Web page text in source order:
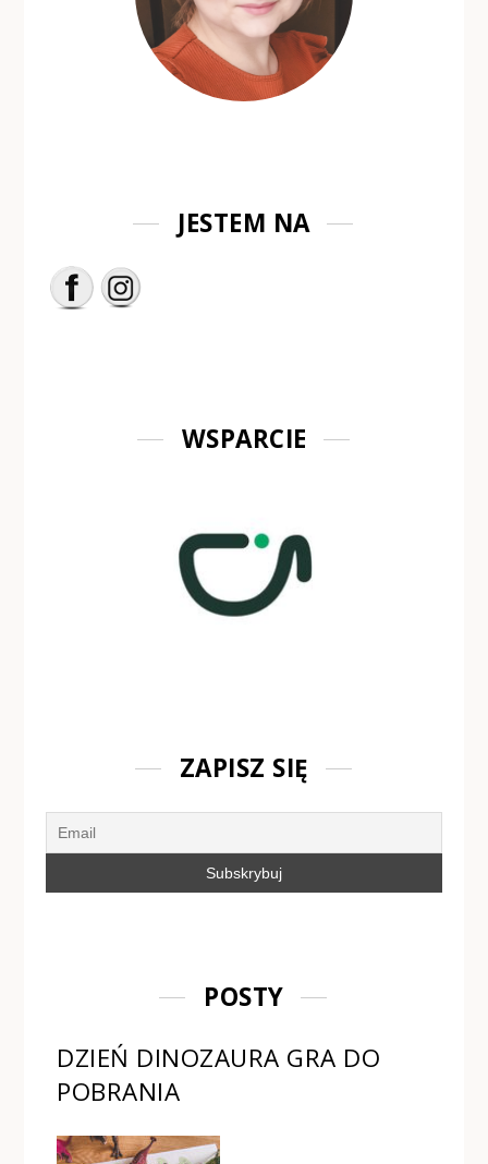
JESTEM NA
WSPARCIE
ZAPISZ SIĘ
POSTY
DZIEŃ DINOZAURA GRA DO
POBRANIA